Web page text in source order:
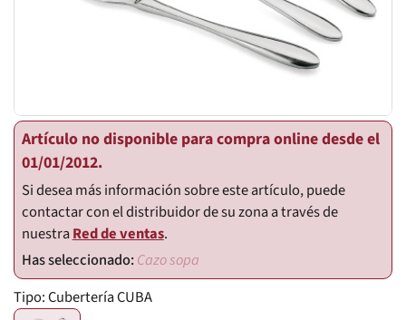
Artículo no disponible para compra online desde el
01/01/2012.
Si desea más información sobre este artículo, puede
contactar con el distribuidor de su zona a través de
nuestraRed de ventas.
Cazo sopa
Tipo:Cubertería CUBA